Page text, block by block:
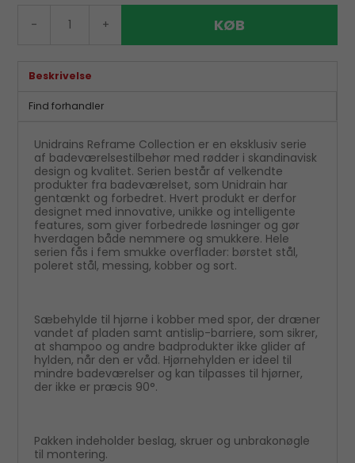
- + KØB
Beskrivelse
Find forhandler
Unidrains Reframe Collection er en eksklusiv serie
af badeværelsestilbehør med rødder i skandinavisk
design og kvalitet. Serien består af velkendte
produkter fra badeværelset, som Unidrain har
gentænkt og forbedret. Hvert produkt er derfor
designet med innovative, unikke og intelligente
features, som giver forbedrede løsninger og gør
hverdagen både nemmere og smukkere. Hele
serien fås i fem smukke overflader: børstet stål,
poleret stål, messing, kobber og sort.
Sæbehylde til hjørne i kobber med spor, der dræner
vandet af pladen samt antislip-barriere, som sikrer,
at shampoo og andre badprodukter ikke glider af
hylden, når den er våd. Hjørnehylden er ideel til
mindre badeværelser og kan tilpasses til hjørner,
der ikke er præcis 90°.
Pakken indeholder beslag, skruer og unbrakonøgle
til montering.